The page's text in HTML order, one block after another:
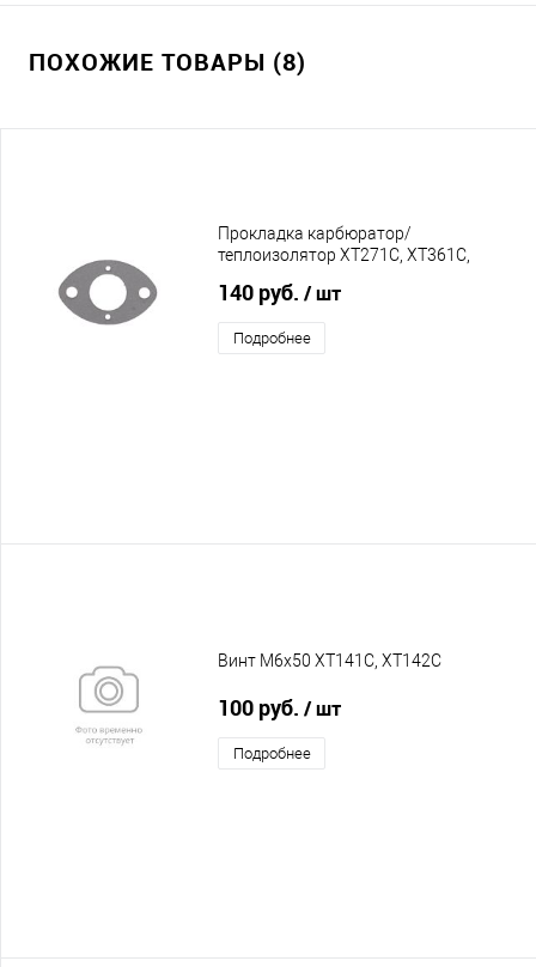
ПОХОЖИЕ ТОВАРЫ (8)
Прокладка карбюратор/
теплоизолятор XT271C, XT361C,
140 руб. / шт
Подробнее
Винт M6x50 XT141C, XT142C
100 руб. / шт
Подробнее